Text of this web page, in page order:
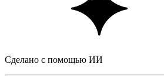
Сделано с помощью ИИ